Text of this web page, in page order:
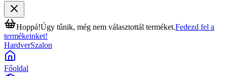
Hoppá!Úgy tűnik, még nem választottál terméket.Fedezd fel a
termékeinket!
HardverSzalon
Főoldal